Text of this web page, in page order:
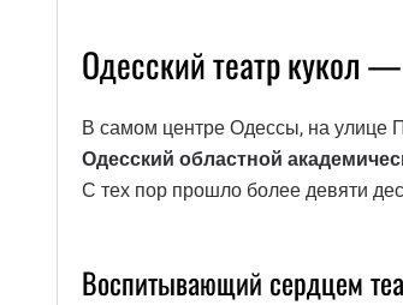
Одесский театр кукол
В самом центре Одессы, на улице
Одесский областной
С тех пор прошло более девяти
Воспитывающий сердцем